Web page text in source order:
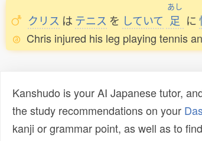
クリス は テニス を していて
あし
足 に
Chris injured his leg playing tennis
Kanshudo is your AI Japanese tutor,
the study recommendations on your
kanji or grammar point, as well as to